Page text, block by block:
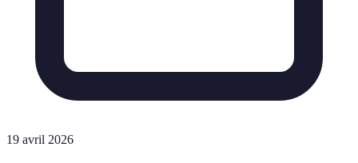
19 avril 2026